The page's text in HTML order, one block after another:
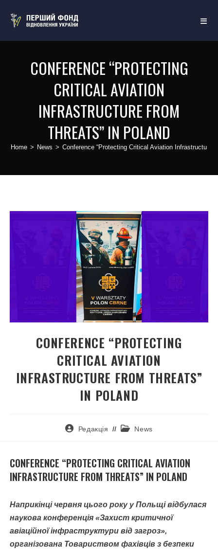
CONFERENCE “PROTECTING
CRITICAL AVIATION
INFRASTRUCTURE FROM
THREATS” IN POLAND
Home > News > Conference “Protecting Critical Aviation Infrastructure
CONFERENCE “PROTECTING
CRITICAL AVIATION
INFRASTRUCTURE FROM THREATS”
IN POLAND
Редакція News
CONFERENCE “PROTECTING CRITICAL AVIATION
INFRASTRUCTURE FROM THREATS” IN POLAND
Наприкінці червня цього року у Польщі відбулася
наукова конференція «Захист критичної
авіаційної інфраструктури від загроз»,
організована Товариством фахівців з безпеки